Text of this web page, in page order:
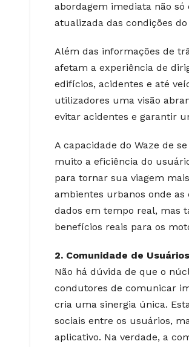
abordagem imediata não
atualizada das condições
Além das informações de
afetam a experiência de
edifícios, acidentes e até
utilizadores uma visão
evitar acidentes e garantir
A capacidade do Waze de
muito a eficiência do
para tornar sua viagem
ambientes urbanos onde
dados em tempo real, mas
benefícios reais para os
2. Comunidade de
Não há dúvida de que o
condutores de comunicar
cria uma sinergia única.
sociais entre os usuários,
aplicativo. Na verdade, a